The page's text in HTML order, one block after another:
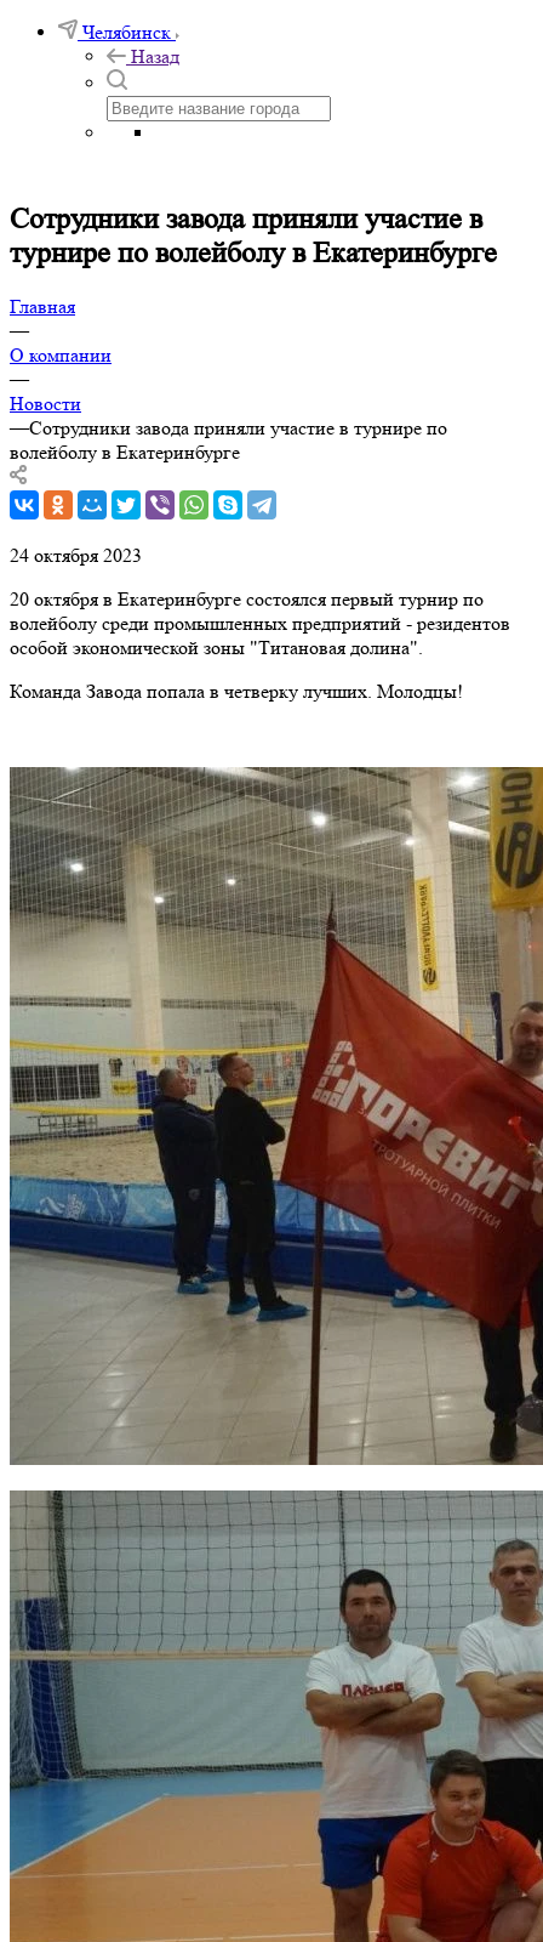
Челябинск
Назад
Сотрудники завода приняли участие в
турнире по волейболу в Екатеринбурге
Главная
—
О компании
—
Новости
—Сотрудники завода приняли участие в турнире по
волейболу в Екатеринбурге
24 октября 2023
20 октября в Екатеринбурге состоялся первый турнир по
волейболу среди промышленных предприятий - резидентов
особой экономической зоны "Титановая долина".
Команда Завода попала в четверку лучших. Молодцы!